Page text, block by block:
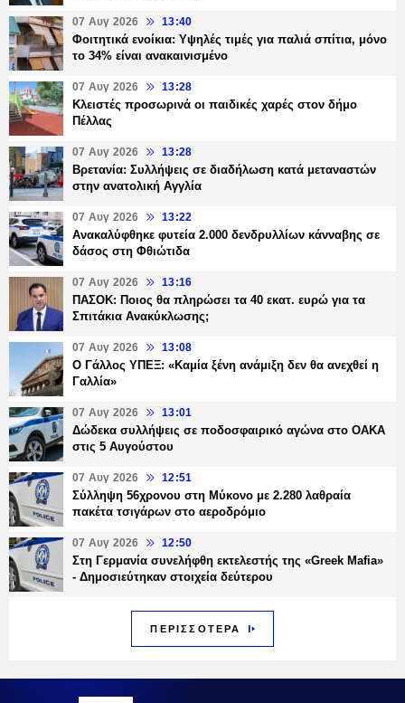
07 Αυγ 2026 13:40
Φοιτητικά ενοίκια: Υψηλές τιμές για παλιά σπίτια, μόνο
το 34% είναι ανακαινισμένο
07 Αυγ 2026 13:28
Κλειστές προσωρινά οι παιδικές χαρές στον δήμο
Πέλλας
07 Αυγ 2026 13:28
Βρετανία: Συλλήψεις σε διαδήλωση κατά μεταναστών
στην ανατολική Αγγλία
07 Αυγ 2026 13:22
Ανακαλύφθηκε φυτεία 2.000 δενδρυλλίων κάνναβης σε
δάσος στη Φθιώτιδα
07 Αυγ 2026 13:16
ΠΑΣΟΚ: Ποιος θα πληρώσει τα 40 εκατ. ευρώ για τα
Σπιτάκια Ανακύκλωσης;
07 Αυγ 2026 13:08
Ο Γάλλος ΥΠΕΞ: «Καμία ξένη ανάμιξη δεν θα ανεχθεί η
Γαλλία»
07 Αυγ 2026 13:01
Δώδεκα συλλήψεις σε ποδοσφαιρικό αγώνα στο ΟΑΚΑ
στις 5 Αυγούστου
07 Αυγ 2026 12:51
Σύλληψη 56χρονου στη Μύκονο με 2.280 λαθραία
πακέτα τσιγάρων στο αεροδρόμιο
07 Αυγ 2026 12:50
Στη Γερμανία συνελήφθη εκτελεστής της «Greek Mafia»
- Δημοσιεύτηκαν στοιχεία δεύτερου
ΠΕΡΙΣΣΟΤΕΡΑ